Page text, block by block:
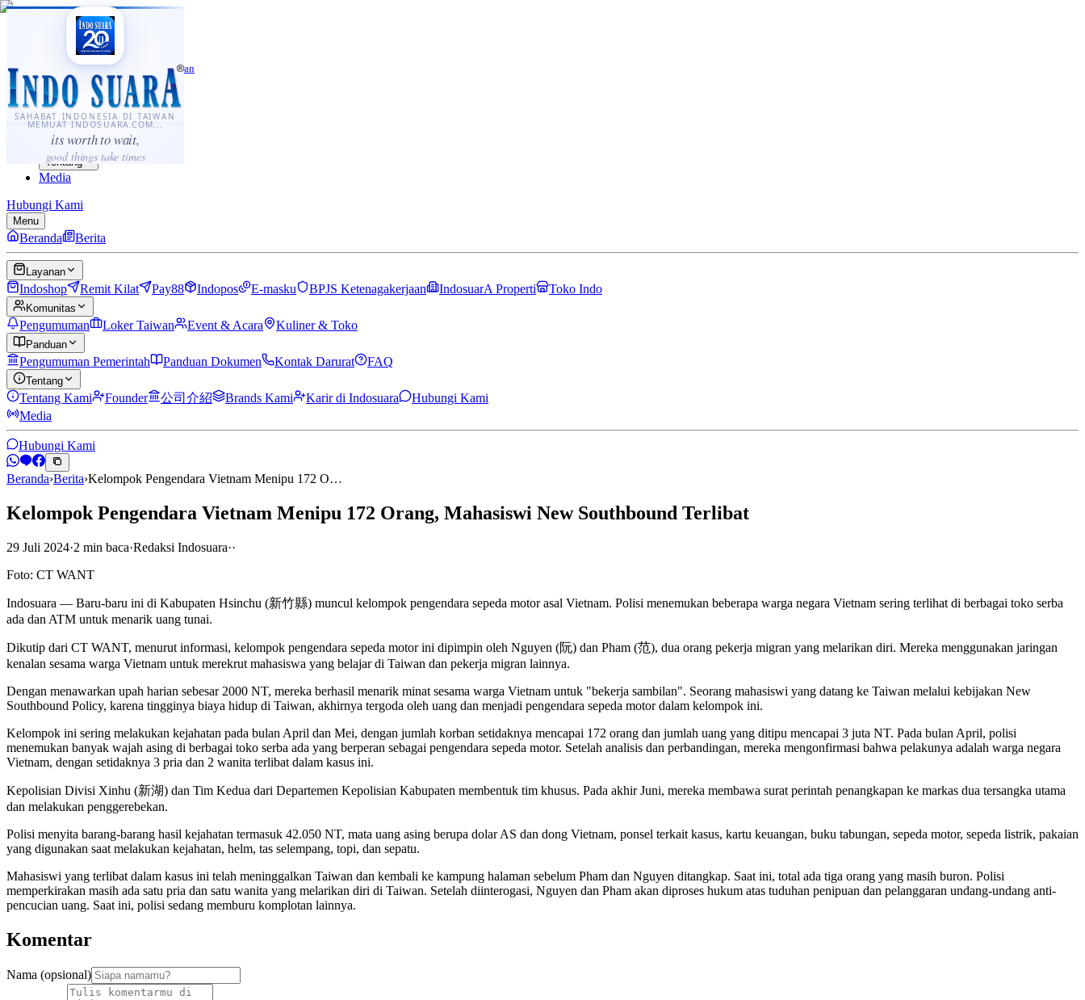
SAHABAT INDONESIA DI TAIWAN
MEMUAT INDOSUARA.COM...
its worth to wait,
good things take times
·...
⌘K
Sahabat Indonesia di Taiwan
Berita
Layanan
Komunitas
Panduan
Tentang
Media
Hubungi Kami
Menu
Beranda Berita
Layanan
Indoshop Remit Kilat Pay88 Indopos E-masku BPJS Ketenagakerjaan IndosuarA Properti Toko Indo
Komunitas
Pengumuman Loker Taiwan Event & Acara Kuliner & Toko
Panduan
Pengumuman Pemerintah Panduan Dokumen Kontak Darurat FAQ
Tentang
Tentang Kami Founder 公司介紹 Brands Kami Karir di Indosuara
Hubungi Kami
Media
Hubungi Kami
Beranda›Berita›Kelompok Pengendara Vietnam Menipu 172 O…
Kelompok Pengendara Vietnam Menipu 172 Orang, Mahasiswi New Southbound Terlibat
29 Juli 2024·2 min baca·Redaksi Indosuara··
Foto: CT WANT
Indosuara — Baru-baru ini di Kabupaten Hsinchu (新竹縣) muncul kelompok pengendara sepeda motor asal Vietnam. Polisi menemukan beberapa warga negara Vietnam sering terlihat di berbagai toko serba
ada dan ATM untuk menarik uang tunai.
Dikutip dari CT WANT, menurut informasi, kelompok pengendara sepeda motor ini dipimpin oleh Nguyen (阮) dan Pham (范), dua orang pekerja migran yang melarikan diri. Mereka menggunakan jaringan
kenalan sesama warga Vietnam untuk merekrut mahasiswa yang belajar di Taiwan dan pekerja migran lainnya.
Dengan menawarkan upah harian sebesar 2000 NT, mereka berhasil menarik minat sesama warga Vietnam untuk "bekerja sambilan". Seorang mahasiswi yang datang ke Taiwan melalui kebijakan New
Southbound Policy, karena tingginya biaya hidup di Taiwan, akhirnya tergoda oleh uang dan menjadi pengendara sepeda motor dalam kelompok ini.
Kelompok ini sering melakukan kejahatan pada bulan April dan Mei, dengan jumlah korban setidaknya mencapai 172 orang dan jumlah uang yang ditipu mencapai 3 juta NT. Pada bulan April, polisi
menemukan banyak wajah asing di berbagai toko serba ada yang berperan sebagai pengendara sepeda motor. Setelah analisis dan perbandingan, mereka mengonfirmasi bahwa pelakunya adalah warga negara
Vietnam, dengan setidaknya 3 pria dan 2 wanita terlibat dalam kasus ini.
Kepolisian Divisi Xinhu (新湖) dan Tim Kedua dari Departemen Kepolisian Kabupaten membentuk tim khusus. Pada akhir Juni, mereka membawa surat perintah penangkapan ke markas dua tersangka utama
dan melakukan penggerebekan.
Polisi menyita barang-barang hasil kejahatan termasuk 42.050 NT, mata uang asing berupa dolar AS dan dong Vietnam, ponsel terkait kasus, kartu keuangan, buku tabungan, sepeda motor, sepeda listrik, pakaian
yang digunakan saat melakukan kejahatan, helm, tas selempang, topi, dan sepatu.
Mahasiswi yang terlibat dalam kasus ini telah meninggalkan Taiwan dan kembali ke kampung halaman sebelum Pham dan Nguyen ditangkap. Saat ini, total ada tiga orang yang masih buron. Polisi
memperkirakan masih ada satu pria dan satu wanita yang melarikan diri di Taiwan. Setelah diinterogasi, Nguyen dan Pham akan diproses hukum atas tuduhan penipuan dan pelanggaran undang-undang anti-
pencucian uang. Saat ini, polisi sedang memburu komplotan lainnya.
Komentar
Nama (opsional)